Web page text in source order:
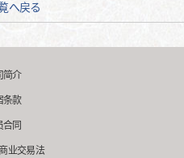
へ戻る
简介
条款
合同
业交易法